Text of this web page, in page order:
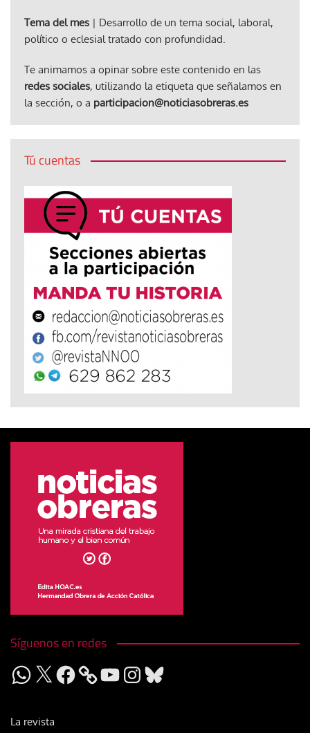
Tema del mes | Desarrollo de un tema social, laboral,
político o eclesial tratado con profundidad.
Te animamos a opinar sobre este contenido en las
redes sociales, utilizando la etiqueta que señalamos en
la sección, o a participacion@noticiasobreras.es
Tú cuentas
Síguenos en redes
WhatsApp
X Facebook YouTubeInstagram
Bluesky
La revista